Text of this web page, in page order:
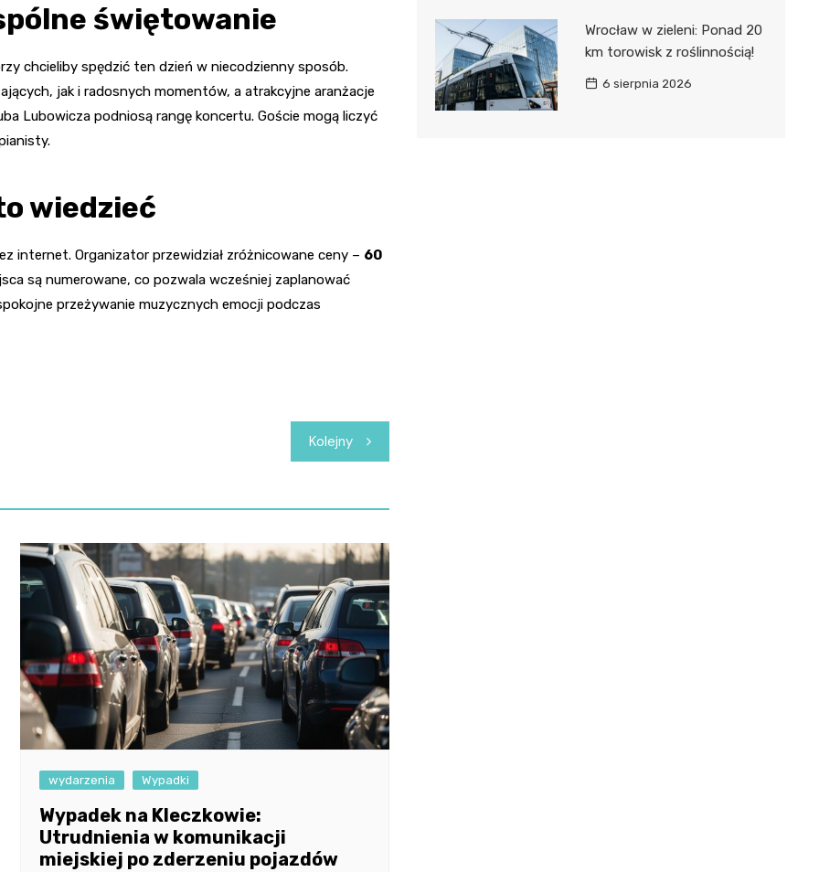
świętowanie
chcieliby spędzić ten dzień w niecodzienny sposób.
jak i radosnych momentów, a atrakcyjne aranżacje
Lubowicza podniosą rangę koncertu. Goście mogą liczyć
wiedzieć
internet. Organizator przewidział zróżnicowane ceny – 60
są numerowane, co pozwala wcześniej zaplanować
przeżywanie muzycznych emocji podczas
Kolejny
wydarzenia Wypadki
Wypadek na Kleczkowie:
Utrudnienia w komunikacji
miejskiej po zderzeniu pojazdów
Wrocław w zieleni: Ponad 20
km torowisk z roślinnością!
6 sierpnia 2026